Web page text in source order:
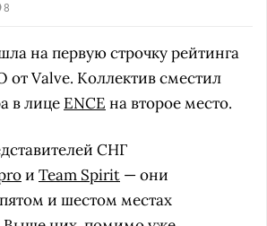
8
на первую строчку рейтинга
от Valve. Коллектив сместил
в лице ENCE на второе место.
СНГ
и Team Spirit — они
и шестом местах